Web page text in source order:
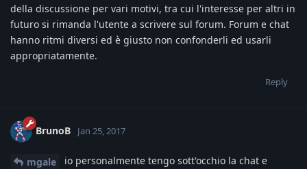
della discussione per vari motivi, tra cui l'interesse per altri in
futuro si rimanda l'utente a scrivere sul forum. Forum e chat
hanno ritmi diversi ed è giusto non confonderli ed usarli
appropriatamente.
Reply
BrunoB Jan 25, 2017
mgale
io personalmente tengo sott'occhio la chat e